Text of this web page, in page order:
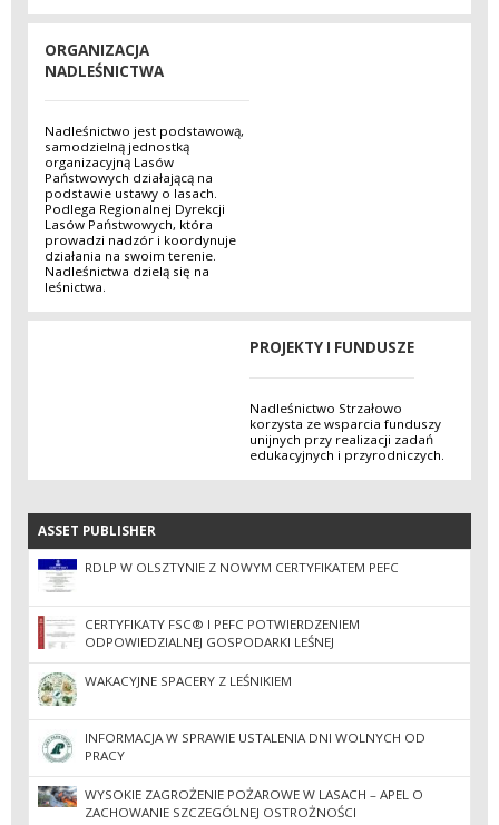
ORGANIZACJA
NADLEŚNICTWA
Nadleśnictwo jest podstawową,
samodzielną jednostką
organizacyjną Lasów
Państwowych działającą na
podstawie ustawy o lasach.
Podlega Regionalnej Dyrekcji
Lasów Państwowych, która
prowadzi nadzór i koordynuje
działania na swoim terenie.
Nadleśnictwa dzielą się na
leśnictwa.
PROJEKTY I FUNDUSZE
Nadleśnictwo Strzałowo
korzysta ze wsparcia funduszy
unijnych przy realizacji zadań
edukacyjnych i przyrodniczych.
ASSET PUBLISHER
ASSET PUBLISHER
RDLP W OLSZTYNIE Z NOWYM CERTYFIKATEM PEFC
CERTYFIKATY FSC® I PEFC POTWIERDZENIEM
ODPOWIEDZIALNEJ GOSPODARKI LEŚNEJ
WAKACYJNE SPACERY Z LEŚNIKIEM
INFORMACJA W SPRAWIE USTALENIA DNI WOLNYCH OD
PRACY
WYSOKIE ZAGROŻENIE POŻAROWE W LASACH – APEL O
ZACHOWANIE SZCZEGÓLNEJ OSTROŻNOŚCI